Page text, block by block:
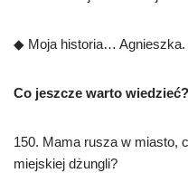
◆ Moja historia… Agnieszka.
Co jeszcze warto wiedzieć?
150. Mama rusza w miasto,
miejskiej dżungli?